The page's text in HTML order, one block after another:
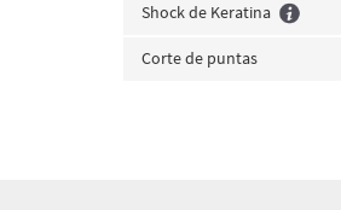
Shock de Keratina
Corte de puntas